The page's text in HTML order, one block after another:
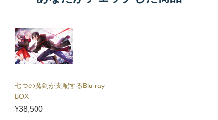
七つの魔剣が支配するBlu-ray
BOX
¥38,500